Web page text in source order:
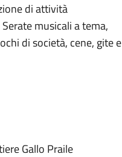
di attività
musicali a tema,
di società, cene, gite e
Gallo Praile